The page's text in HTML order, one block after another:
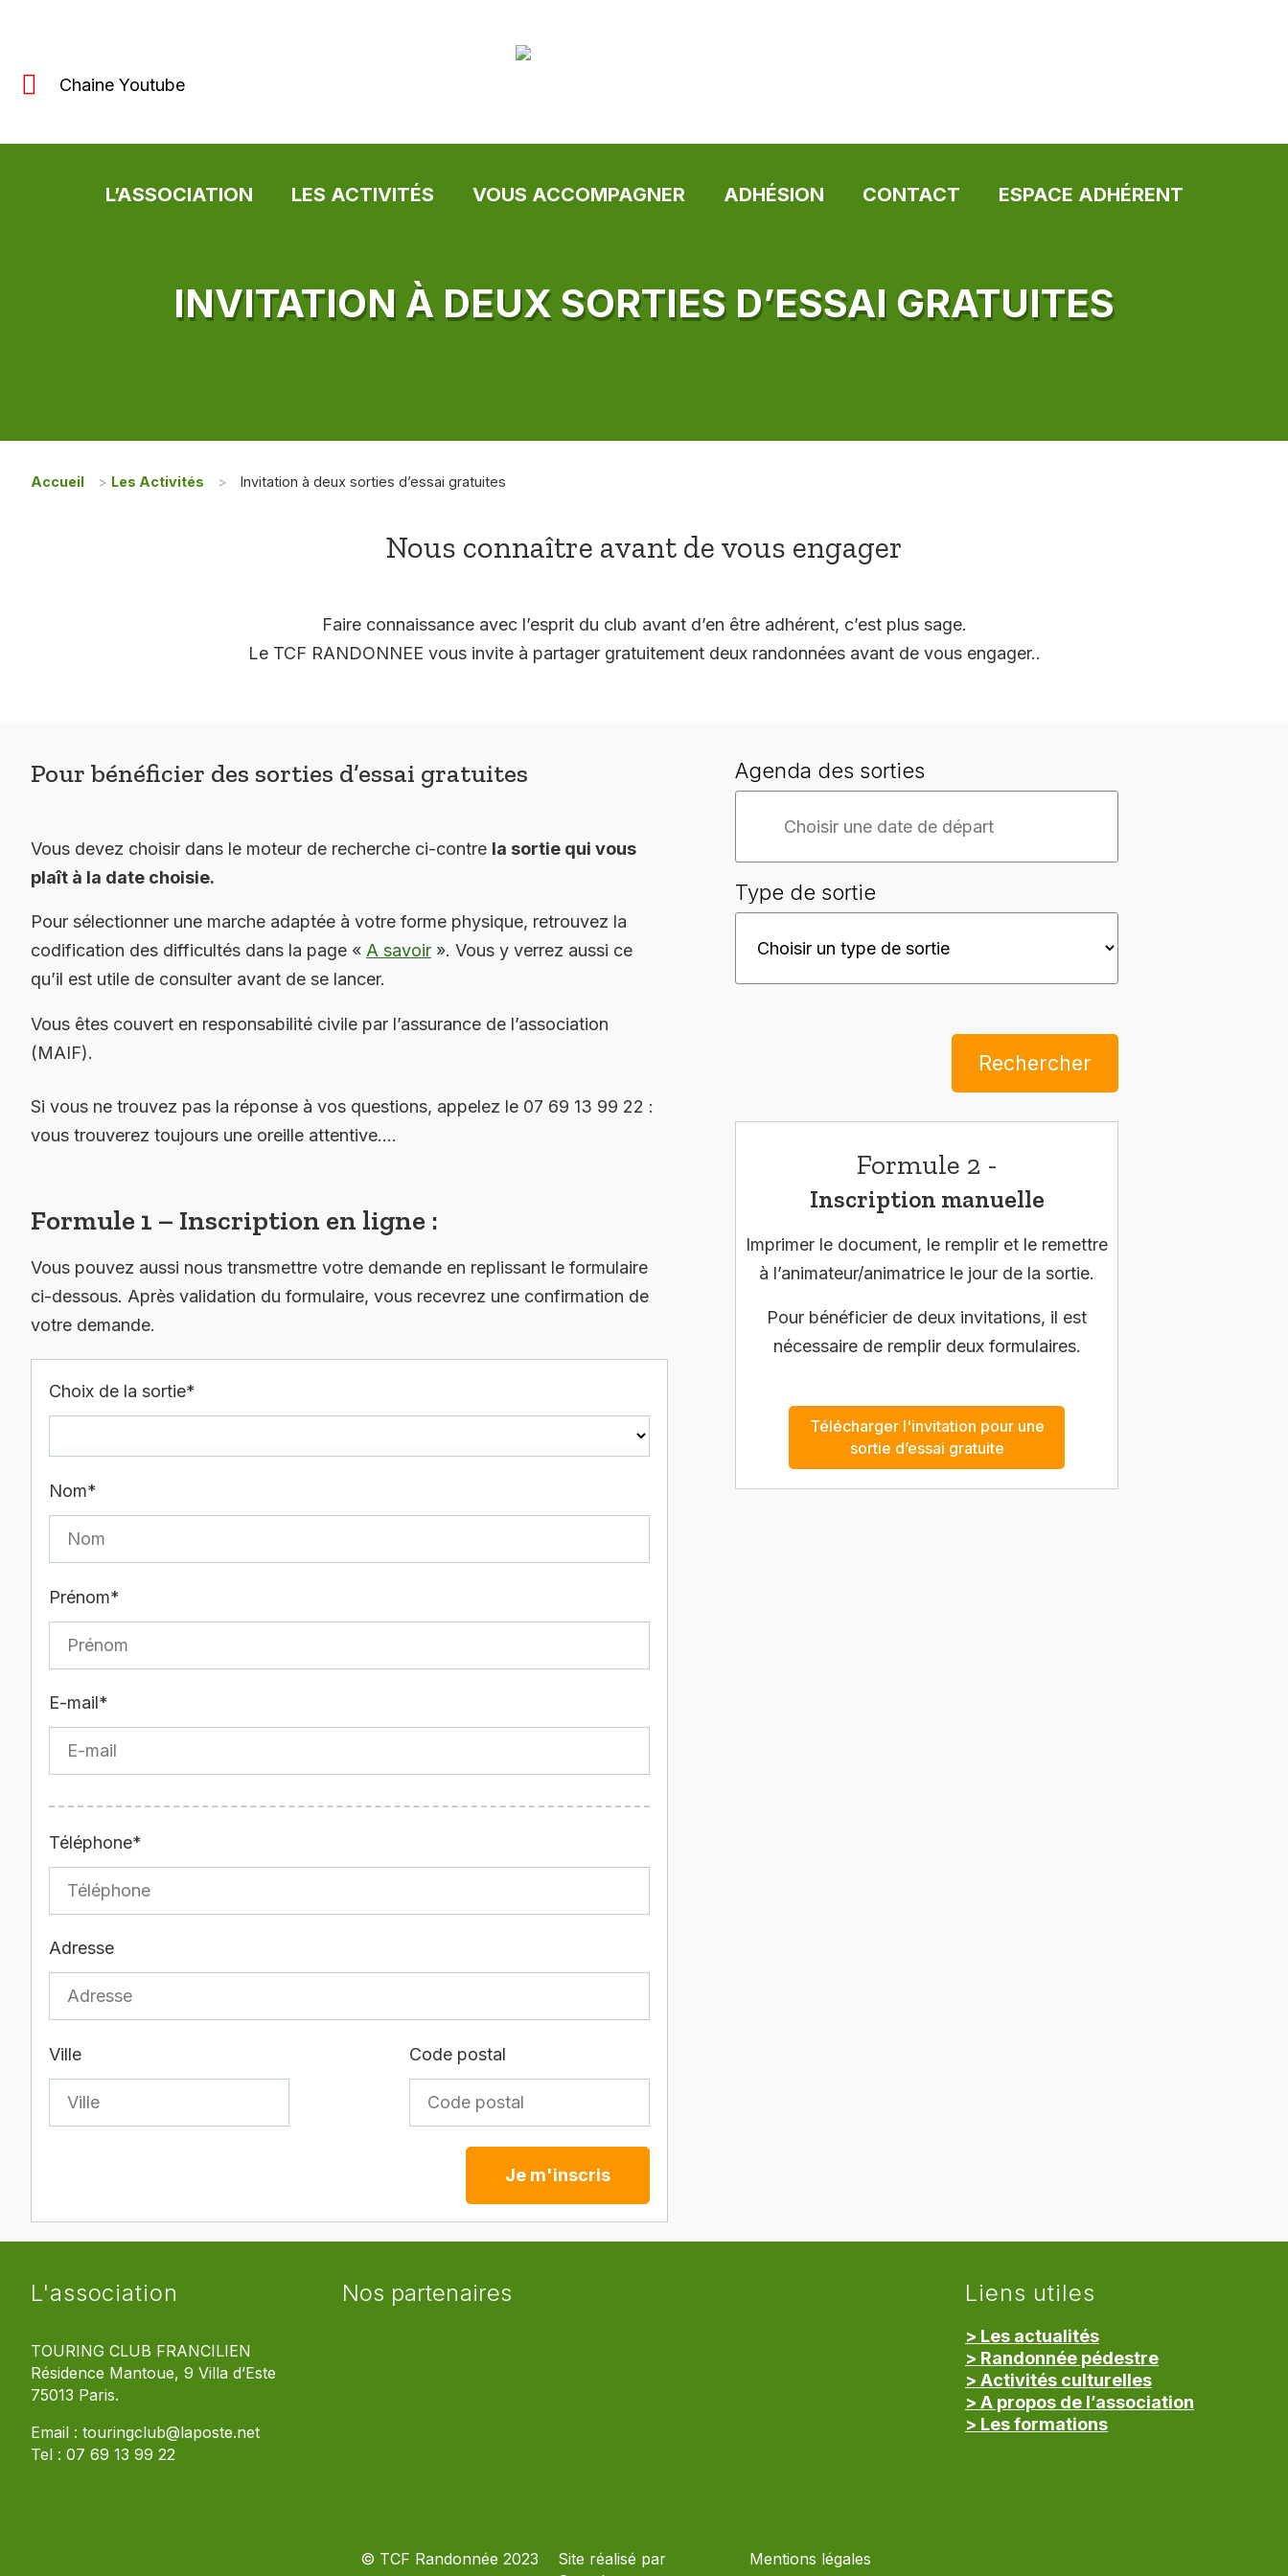
Chaine Youtube
L’ASSOCIATION LES ACTIVITÉS VOUS ACCOMPAGNER ADHÉSION CONTACT ESPACE ADHÉRENT
INVITATION À DEUX SORTIES D’ESSAI GRATUITES
Accueil > Les Activités > Invitation à deux sorties d’essai gratuites
Nous connaître avant de vous engager
Faire connaissance avec l’esprit du club avant d’en être adhérent, c’est plus sage.
Le TCF RANDONNEE vous invite à partager gratuitement deux randonnées avant de vous engager..
Pour bénéficier des sorties d’essai gratuites
Vous devez choisir dans le moteur de recherche ci-contre la sortie qui vous
plaît à la date choisie.
Pour sélectionner une marche adaptée à votre forme physique, retrouvez la
codification des difficultés dans la page « A savoir ». Vous y verrez aussi ce
qu’il est utile de consulter avant de se lancer.
Vous êtes couvert en responsabilité civile par l’assurance de l’association
(MAIF).
Si vous ne trouvez pas la réponse à vos questions, appelez le 07 69 13 99 22 :
vous trouverez toujours une oreille attentive….
Formule 1 – Inscription en ligne :
Vous pouvez aussi nous transmettre votre demande en replissant le formulaire
ci-dessous. Après validation du formulaire, vous recevrez une confirmation de
votre demande.
Choix de la sortie*
Nom*
Prénom*
E-mail*
Téléphone*
Adresse
Ville Code postal
Je m'inscris
Agenda des sorties
Type de sortie
Rechercher
Formule 2 -
Inscription manuelle
Imprimer le document, le remplir et le remettre
à l’animateur/animatrice le jour de la sortie.
Pour bénéficier de deux invitations, il est
nécessaire de remplir deux formulaires.
Télécharger l'invitation pour une
sortie d’essai gratuite
L'association
TOURING CLUB FRANCILIEN
Résidence Mantoue, 9 Villa d’Este
75013 Paris.
Email : touringclub@laposte.net
Tel : 07 69 13 99 22
Nos partenaires Liens utiles
> Les actualités
> Randonnée pédestre
> Activités culturelles
> A propos de l’association
> Les formations
© TCF Randonnée 2023
Site réalisé par
Mentions légales